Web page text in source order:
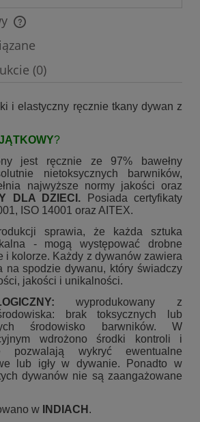
kosztów płatności
(0)
i elastyczny ręcznie tkany dywan z
?
jest ręcznie ze 97% bawełny
nietoksycznych barwników,
najwyższe normy jakości oraz
DLA DZIECI. Posiada certyfikaty
ISO 14001 oraz AITEX.
sprawia, że każda sztuka
- mogą występować drobne
i kolorze. Każdy z dywanów zawiera
na spodzie dywanu, który świadczy
jakości i unikalności.
wyprodukowany z
brak toksycznych lub
środowisko barwników. W
wdrożono środki kontroli i
pozwalają wykryć ewentualne
lub igły w dywanie. Ponadto w
dywanów nie są zaangażowane
w
INDIACH .